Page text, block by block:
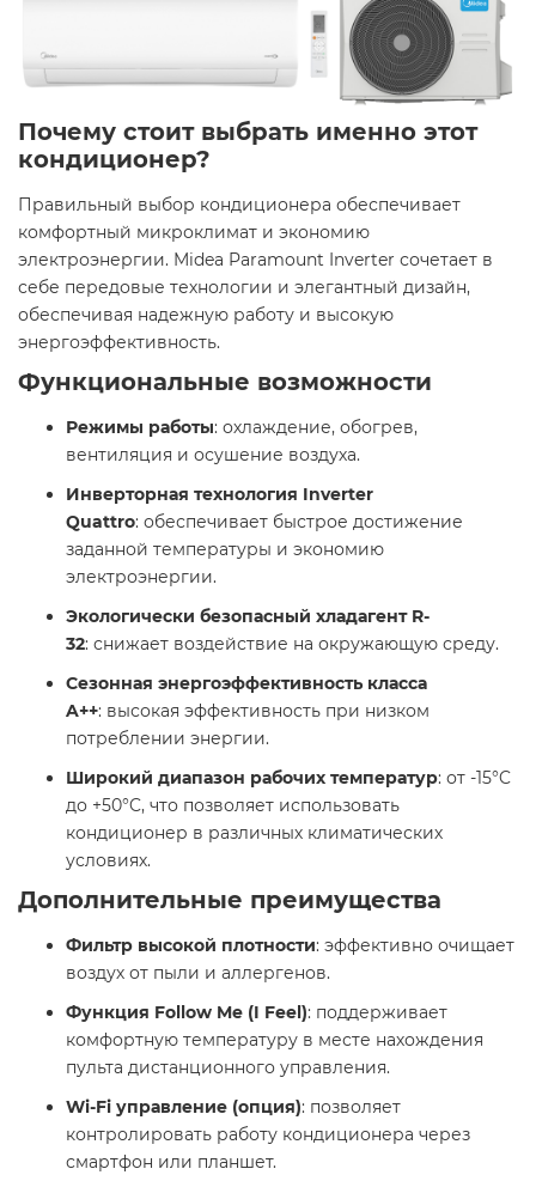
Почему стоит выбрать именно этот
кондиционер?
Правильный выбор кондиционера обеспечивает
комфортный микроклимат и экономию
электроэнергии. Midea Paramount Inverter сочетает в
себе передовые технологии и элегантный дизайн,
обеспечивая надежную работу и высокую
энергоэффективность. ​
Функциональные возможности
Режимы работы: охлаждение, обогрев,
вентиляция и осушение воздуха.​
Инверторная технология Inverter
Quattro: обеспечивает быстрое достижение
заданной температуры и экономию
электроэнергии.​
Экологически безопасный хладагент R-
32: снижает воздействие на окружающую среду.​
Сезонная энергоэффективность класса
A++: высокая эффективность при низком
потреблении энергии.​
Широкий диапазон рабочих температур: от -15°C
до +50°C, что позволяет использовать
кондиционер в различных климатических
условиях. ​
Дополнительные преимущества
Фильтр высокой плотности: эффективно очищает
воздух от пыли и аллергенов.​
Функция Follow Me (I Feel): поддерживает
комфортную температуру в месте нахождения
пульта дистанционного управления.​
Wi-Fi управление (опция): позволяет
контролировать работу кондиционера через
смартфон или планшет.​